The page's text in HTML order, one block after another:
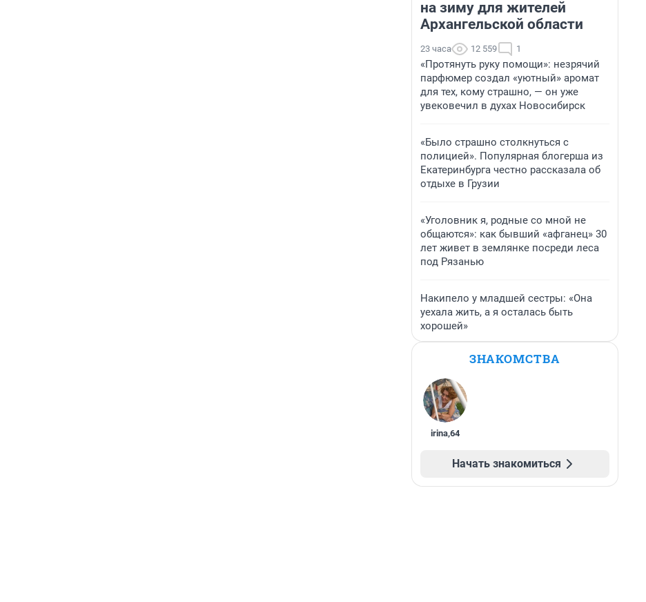
на зиму для жителей
Архангельской области
23 часа 12 559 1
«Протянуть руку помощи»: незрячий
парфюмер создал «уютный» аромат
для тех, кому страшно, — он уже
увековечил в духах Новосибирск
«Было страшно столкнуться с
полицией». Популярная блогерша из
Екатеринбурга честно рассказала об
отдыхе в Грузии
«Уголовник я, родные со мной не
общаются»: как бывший «афганец» 30
лет живет в землянке посреди леса
под Рязанью
Накипело у младшей сестры: «Она
уехала жить, а я осталась быть
хорошей»
ЗНАКОМСТВА
irina,64
Начать знакомиться